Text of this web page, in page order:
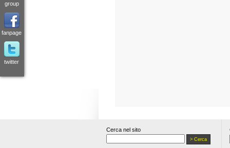
group
fanpage
twitter
Cerca nel sito